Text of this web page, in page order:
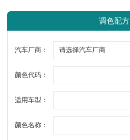
调色配方
汽车厂商：
颜色代码：
适用车型：
颜色名称：